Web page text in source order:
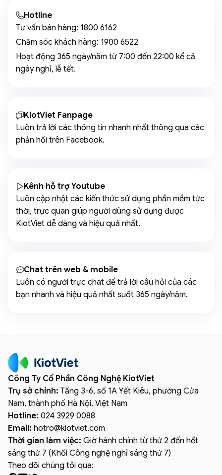
Hotline
Tư vấn bán hàng: 1800 6162
Chăm sóc khách hàng: 1900 6522
Hoạt động 365 ngày/năm từ 7:00 đến 22:00 kể cả
ngày nghỉ, lễ tết.
KiotViet Fanpage
Luôn trả lời các thông tin nhanh nhất thông qua các
phản hồi trên Facebook.
Kênh hỗ trợ Youtube
Luôn cập nhật các kiến thức sử dụng phần mềm tức
thời, trực quan giúp người dùng sử dụng được
KiotViet dễ dàng và hiệu quả nhất.
Chat trên web & mobile
Luôn có người trực chat để trả lời câu hỏi của các
bạn nhanh và hiệu quả nhất suốt 365 ngày/năm.
Công Ty Cổ Phần Công Nghệ KiotViet
Trụ sở chính: Tầng 3-6, số 1A Yết Kiêu, phường Cửa
Nam, thành phố Hà Nội, Việt Nam
Hotline: 024 3929 0088
Email: hotro@kiotviet.com
Thời gian làm việc: Giờ hành chính từ thứ 2 đến hết
sáng thứ 7 (Khối Công nghệ nghỉ sáng thứ 7)
Theo dõi chúng tôi qua: